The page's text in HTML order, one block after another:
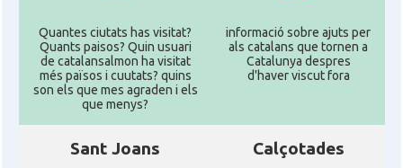
Quantes ciutats has visitat?
Quants paisos? Quin usuari
de catalansalmon ha visitat
més països i cuutats? quins
son els que mes agraden i els
que menys?
informació sobre ajuts per
als catalans que tornen a
Catalunya despres
d'haver viscut fora
Sant Joans Calçotades